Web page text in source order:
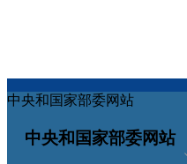
中央和国家部委网站
中央和国家部委网站